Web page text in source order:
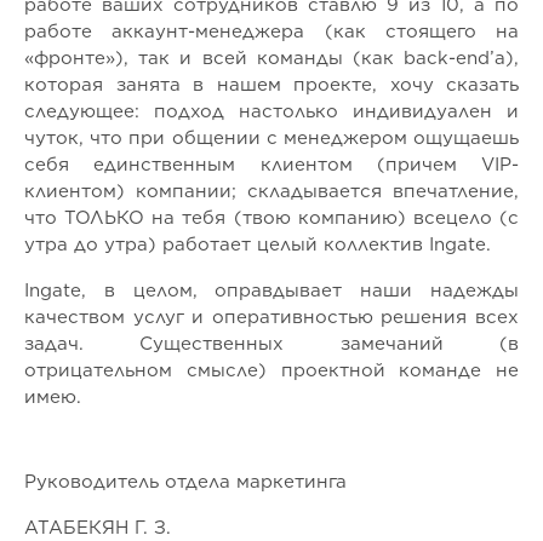
работе ваших сотрудников ставлю 9 из 10, а по
работе аккаунт-менеджера (как стоящего на
«фронте»), так и всей команды (как back-end’а),
которая занята в нашем проекте, хочу сказать
следующее: подход настолько индивидуален и
чуток, что при общении с менеджером ощущаешь
себя единственным клиентом (причем VIP-
клиентом) компании; складывается впечатление,
что ТОЛЬКО на тебя (твою компанию) всецело (с
утра до утра) работает целый коллектив Ingate.
Ingate, в целом, оправдывает наши надежды
качеством услуг и оперативностью решения всех
задач. Существенных замечаний (в
отрицательном смысле) проектной команде не
имею.
Руководитель отдела маркетинга
АТАБЕКЯН Г. З.